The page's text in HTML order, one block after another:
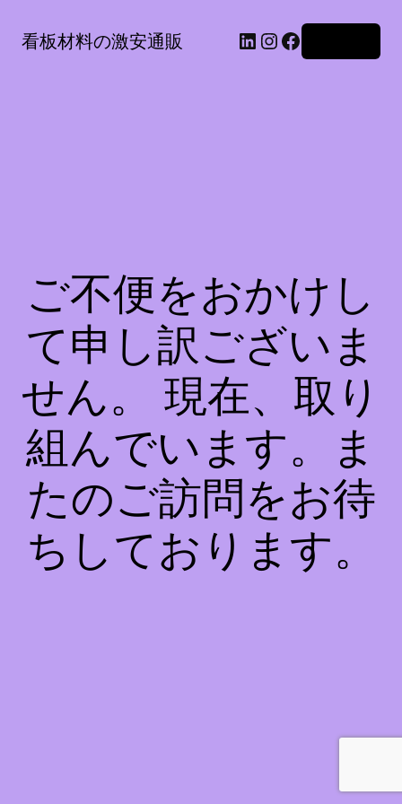
看板材料の激安通販 LinkedIn Instagram Facebook
ご不便をおかけし
て申し訳ございま
せん。 現在、取り
組んでいます。ま
たのご訪問をお待
ちしております。